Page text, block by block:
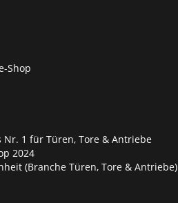
Shop
Nr. 1 für Türen, Tore & Antriebe
2024
(Branche Türen, Tore & Antriebe)